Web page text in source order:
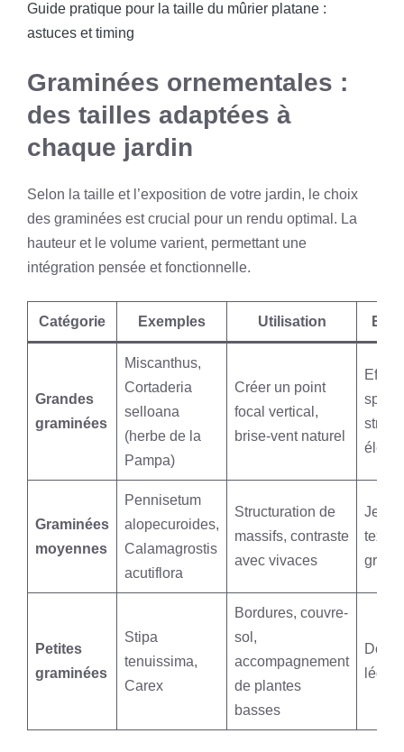
Guide pratique pour la taille du mûrier platane :
astuces et timing
Graminées ornementales :
des tailles adaptées à
chaque jardin
Selon la taille et l’exposition de votre jardin, le choix
des graminées est crucial pour un rendu optimal. La
hauteur et le volume varient, permettant une
intégration pensée et fonctionnelle.
Catégorie Exemples Utilisation
Grandes
graminées
Miscanthus,
Cortaderia
selloana
(herbe de la
Pampa)
Créer un point
focal vertical,
brise-vent naturel
Effet
Graminées
moyennes
Pennisetum
alopecuroides,
Calamagrostis
acutiflora
Structuration de
massifs, contraste
avec vivaces
Jeu
Petites
graminées
Stipa
tenuissima,
Carex
Bordures, couvre-
sol,
accompagnement
de plantes
basses
léger